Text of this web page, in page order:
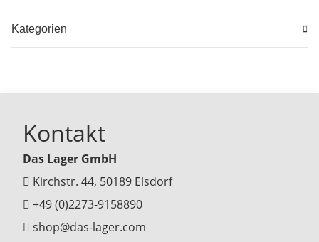
Kategorien
Kontakt
Das Lager GmbH
Kirchstr. 44, 50189 Elsdorf
+49 (0)2273-9158890
shop@das-lager.com